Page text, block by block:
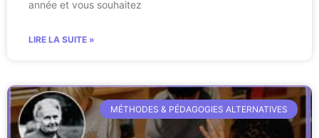
année et vous souhaitez
LIRE LA SUITE »
MÉTHODES & PÉDAGOGIES ALTERNATIVES